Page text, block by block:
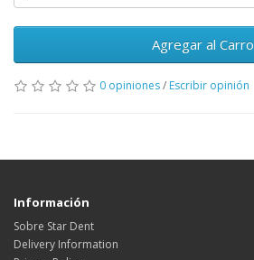
Agregar al Carro
0 opiniones/ Escribir opinión
Información
Sobre Star Dent
Delivery Information